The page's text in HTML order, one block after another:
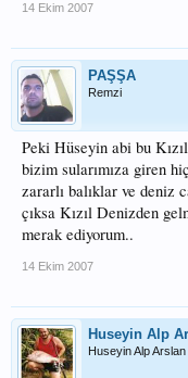
14 Ekim 2007
PAŞŞA
Remzi
Peki Hüseyin abi bu
bizim sularımıza giren
zararlı balıklar ve deniz
çıksa Kızıl Denizden
merak ediyorum..
14 Ekim 2007
Huseyin Alp
Huseyin Alp Arslan